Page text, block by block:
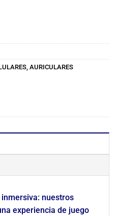
AURICULARES
nuestros
experiencia de juego